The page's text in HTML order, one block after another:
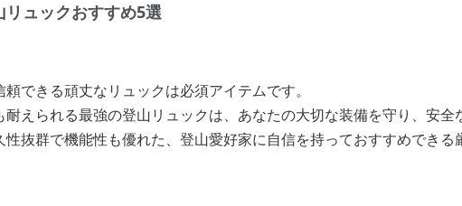
ュックおすすめ5選
できる頑丈なリュックは必須アイテムです。
耐えられる最強の登山リュックは、あなたの大切な装備を守り、安
性抜群で機能性も優れた、登山愛好家に自信を持っておすすめでき